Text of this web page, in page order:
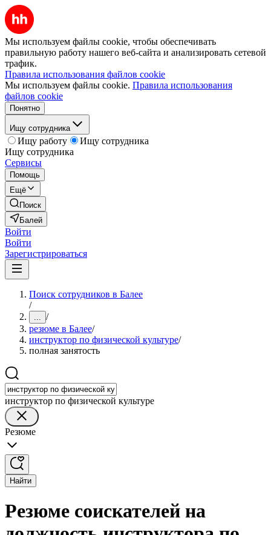
Мы используем файлы cookie, чтобы обеспечивать
правильную работу нашего веб-сайта и анализировать сетевой
трафик.
Правила использования файлов cookie
Мы используем файлы cookie. Правила использования
файлов cookie
Понятно
Ищу сотрудника
Ищу работу
Ищу сотрудника
Ищу сотрудника
Сервисы
Помощь
Ещё
Поиск
Балей
Войти
Войти
Зарегистрироваться
Поиск сотрудников в Балее
/
... /
резюме в Балее/
инструктор по физической культуре/
полная занятость
инструктор по физической культуре
Резюме
Найти
Резюме соискателей на